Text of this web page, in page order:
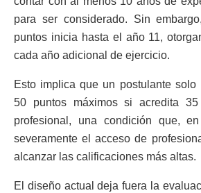
para ser considerado. Sin
puntos inicia hasta el año 11,
cada año adicional de ejercicio.
Esto implica que un postulante solo
50 puntos máximos si acredita
profesional, una condición que,
severamente el acceso de
alcanzar las calificaciones más altas.
El diseño actual deja fuera la